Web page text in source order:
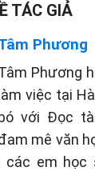
TÁC GIẢ
Phương
Phương
làm việc tại
bó với Đọc
mê văn
các em học